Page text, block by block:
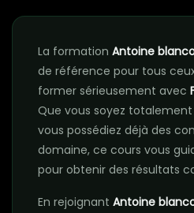
La formation Antoine
de référence pour tous
former sérieusement avec
Que vous soyez
vous possédiez déjà des
domaine, ce cours vous
pour obtenir des résultats
En rejoignant Antoine